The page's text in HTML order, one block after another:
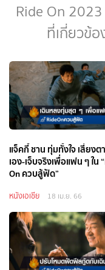
Ride On
ที่เกี่ยวข้
แจ็คกี้ ชาน ทุ่มทั้งใจ เสี่ยงต
เอง-เจ็บจริงเพื่อแฟน ๆ ใน
On ควบสู้ฟัด”
หนังเอเชีย 18 เม.ย. 66